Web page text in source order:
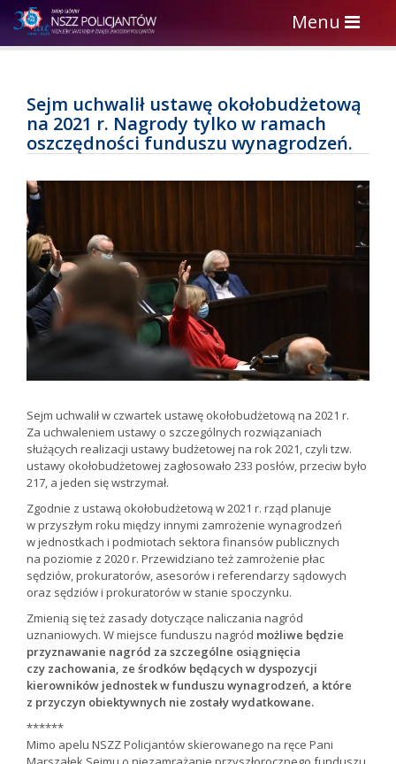
Toggle
navigation
Menu
Sejm uchwalił ustawę okołobudżetową
na 2021 r. Nagrody tylko w ramach
oszczędności funduszu wynagrodzeń.
Sejm uchwalił w czwartek ustawę okołobudżetową na 2021 r.
Za uchwaleniem ustawy o szczególnych rozwiązaniach
służących realizacji ustawy budżetowej na rok 2021, czyli tzw.
ustawy okołobudżetowej zagłosowało 233 posłów, przeciw było
217, a jeden się wstrzymał.
Zgodnie z ustawą okołobudżetową w 2021 r. rząd planuje
w przyszłym roku między innymi zamrożenie wynagrodzeń
w jednostkach i podmiotach sektora finansów publicznych
na poziomie z 2020 r. Przewidziano też zamrożenie płac
sędziów, prokuratorów, asesorów i referendarzy sądowych
oraz sędziów i prokuratorów w stanie spoczynku.
Zmienią się też zasady dotyczące naliczania nagród
uznaniowych. W miejsce funduszu nagród możliwe będzie
przyznawanie nagród za szczególne osiągnięcia
czy zachowania, ze środków będących w dyspozycji
kierowników jednostek w funduszu wynagrodzeń, a które
z przyczyn obiektywnych nie zostały wydatkowane.
******
Mimo apelu NSZZ Policjantów skierowanego na ręce Pani